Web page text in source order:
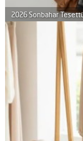
2026 Sonbahar